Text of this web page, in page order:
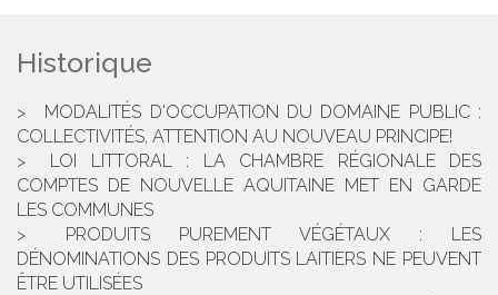
Historique
MODALITÉS D'OCCUPATION DU DOMAINE PUBLIC :
COLLECTIVITÉS, ATTENTION AU NOUVEAU PRINCIPE!
LOI LITTORAL : LA CHAMBRE RÉGIONALE DES
COMPTES DE NOUVELLE AQUITAINE MET EN GARDE
LES COMMUNES
PRODUITS PUREMENT VÉGÉTAUX : LES
DÉNOMINATIONS DES PRODUITS LAITIERS NE PEUVENT
ÊTRE UTILISÉES